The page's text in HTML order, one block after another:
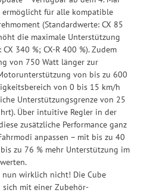
ermöglicht für alle kompatible
(Standardwerte: CX 85
die maximale Unterstützung
340 %; CX-R 400 %). Zudem
von 750 Watt länger zur
von bis zu 600
von 0 bis 15 km/h
Unterstützungsgrenze von 25
Über intuitive Regler in der
zusätzliche Performance ganz
anpassen – mit bis zu 40
zu 76 % mehr Unterstützung im
wirklich nicht! Die Cube
sich mit einer Zubehör-